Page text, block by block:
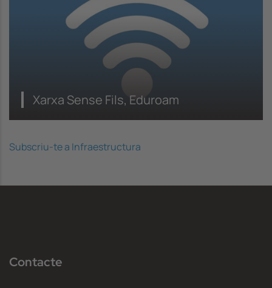
Xarxa Sense Fils, Eduroam
Subscriu-te a Infraestructura
Contacte